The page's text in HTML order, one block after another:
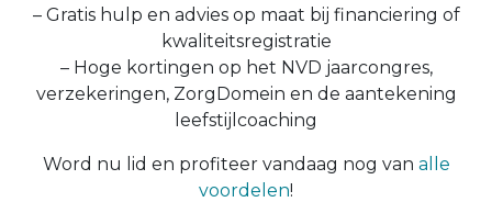
– Gratis hulp en advies op maat bij financiering of
kwaliteitsregistratie
– Hoge kortingen op het NVD jaarcongres,
verzekeringen, ZorgDomein en de aantekening
leefstijlcoaching
Word nu lid en profiteer vandaag nog van alle
voordelen!